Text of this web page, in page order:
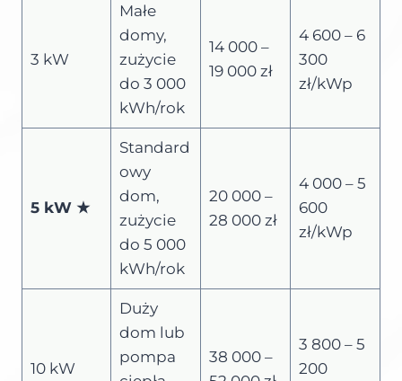
3 kW
Małe
domy,
zużycie
do 3 000
kWh/rok
14 000 –
19 000 zł
4 600 – 6
300
zł/kWp
5 kW ★
Standard
owy
dom,
zużycie
do 5 000
kWh/rok
20 000 –
28 000 zł
4 000 – 5
600
zł/kWp
10 kW
Duży
dom lub
pompa
38 000 –
3 800 – 5
200